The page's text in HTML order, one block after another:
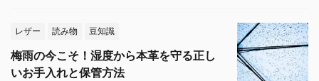
レザー 読み物 豆知識
梅雨の今こそ！湿度から本革を守る正し
いお手入れと保管方法